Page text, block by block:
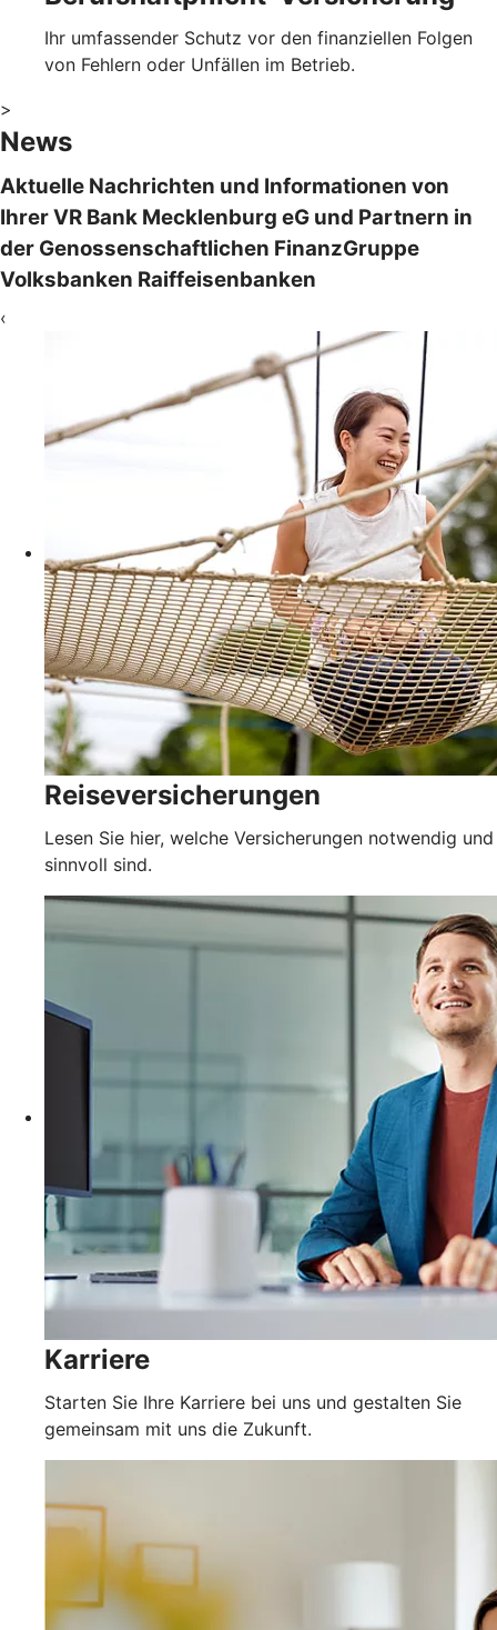
Ihr umfassender Schutz vor den finanziellen Folgen
von Fehlern oder Unfällen im Betrieb.
>
News
Aktuelle Nachrichten und Informationen von
Ihrer VR Bank Mecklenburg eG und Partnern in
der Genossenschaftlichen FinanzGruppe
Volksbanken Raiffeisenbanken
‹
Reiseversicherungen
Lesen Sie hier, welche Versicherungen notwendig und
sinnvoll sind.
Karriere
Starten Sie Ihre Karriere bei uns und gestalten Sie
gemeinsam mit uns die Zukunft.